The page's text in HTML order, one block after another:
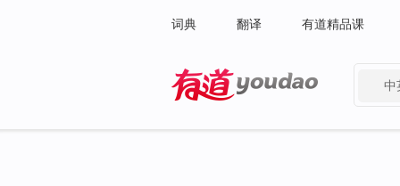
词典 翻译 有道精品课
中